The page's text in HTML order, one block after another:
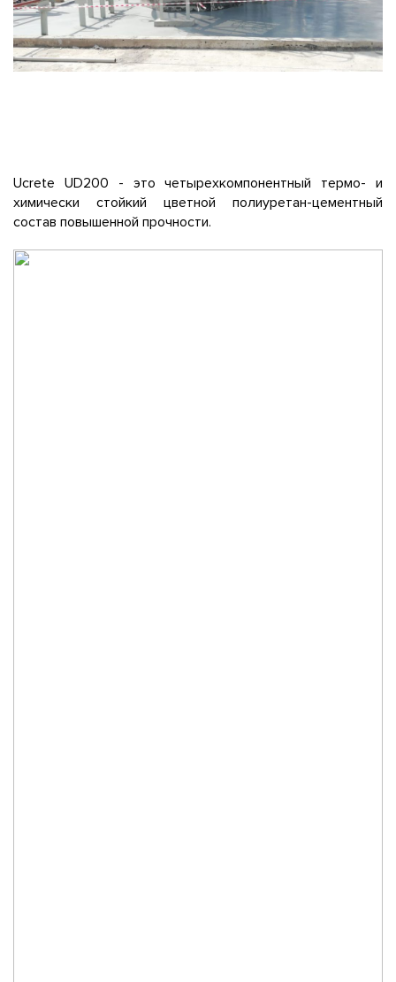
Ucrete UD200 - это четырехкомпонентный термо- и
химически стойкий цветной полиуретан-цементный
состав повышенной прочности.